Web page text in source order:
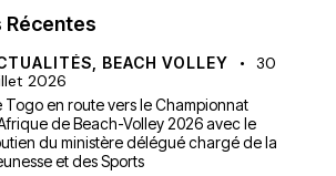
Récentes
BEACH VOLLEY
30
2026
Togo en route vers le Championnat
de Beach-Volley 2026 avec le
du ministère délégué chargé de la
et des Sports